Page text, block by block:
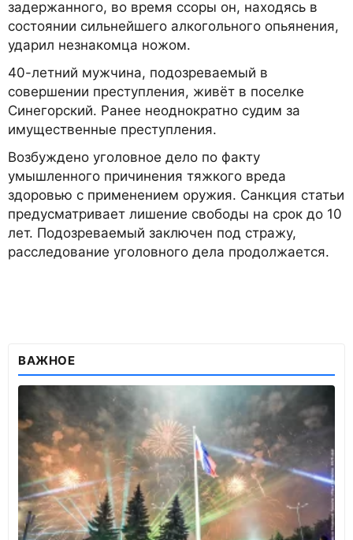
задержанного, во время ссоры он, находясь в
состоянии сильнейшего алкогольного опьянения,
ударил незнакомца ножом.
40-летний мужчина, подозреваемый в
совершении преступления, живёт в поселке
Синегорский. Ранее неоднократно судим за
имущественные преступления.
Возбуждено уголовное дело по факту
умышленного причинения тяжкого вреда
здоровью с применением оружия. Санкция статьи
предусматривает лишение свободы на срок до 10
лет. Подозреваемый заключен под стражу,
расследование уголовного дела продолжается.
ВАЖНОЕ